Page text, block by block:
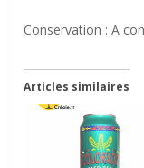
Conservation : A
Articles similaires